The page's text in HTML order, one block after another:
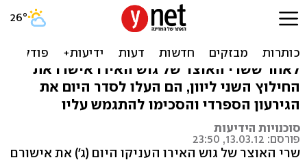
אחרי חילוץ יוון: גוש האירו
יתמקד בספרד
לאחר ששרי האוצר של גוש האירו אישרו את
החילוץ השני ליוון, הם העלו לסדר היום את
הגירעון הספרדי והסכימו להתגמש עליו
סוכנויות הידיעות
פורסם: 13.03.12, 23:50
שרי האוצר של גוש האירו העניקו היום (ג') את אישורם